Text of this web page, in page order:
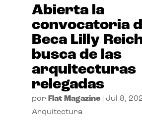
Abierta la
convocatoria
Beca Lilly
busca de las
arquitecturas
relegadas
por Flat Magazine| Jul 8,
Arquitectura